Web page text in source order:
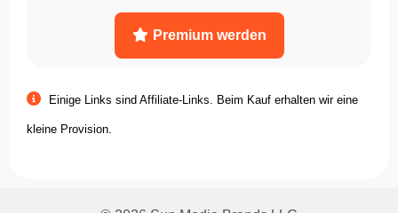
Premium werden
Einige Links sind Affiliate-Links. Beim Kauf erhalten wir eine
kleine Provision.